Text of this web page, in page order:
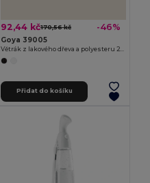
92,44 kč170,56 kč -46%
Goya 39005
Přidat do košíku